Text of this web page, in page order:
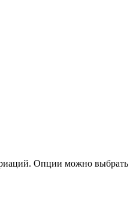
Опции можно выбрать